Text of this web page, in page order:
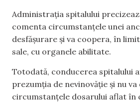
Administrația spitalului
comenta circumstanțele unei
desfășurare și va coopera, în
sale, cu organele abilitate.
Totodată, conducerea spitalului
prezumția de nevinovăție și nu
circumstanțele dosarului aflat în